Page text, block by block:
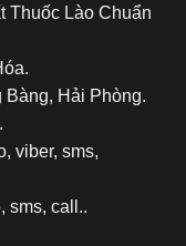
Thuốc Lào Chuẩn
Bàng, Hải Phòng.
viber, sms,
sms, call..